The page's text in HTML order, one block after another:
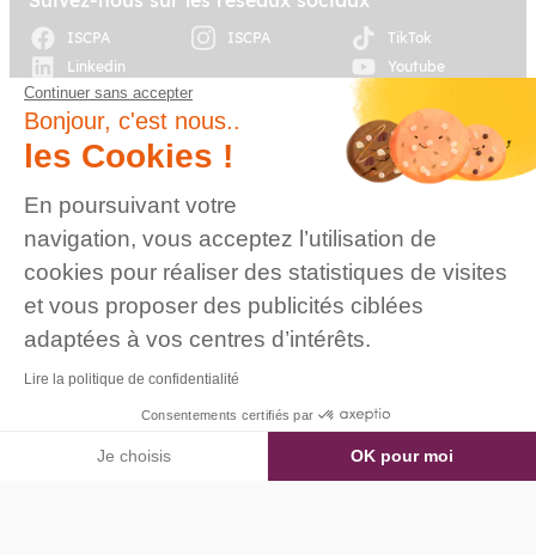
ISCPA ISCPA
TikTok
Linkedin
Youtube
© 2026 Établissement
d’enseignement
supérieur technique
but non lucratif –
Groupe IGENSIA
Education – Mise à jour
site : Janvier 2026
Plan du site
Charte des données
personnelles
Contact
Continuer sans accepter
Bonjour, c'est nous..
les Cookies !
En poursuivant votre
navigation, vous acceptez l’utilisation de
cookies pour réaliser des statistiques de visites
et vous proposer des publicités ciblées
adaptées à vos centres d’intérêts.
Lire la politique de confidentialité
Consentements certifiés par
Je choisis OK pour moi